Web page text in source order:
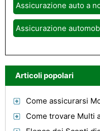
Assicurazione auto a
Assicurazione
Articoli popolari
Come assicurarsi
Come trovare Multi